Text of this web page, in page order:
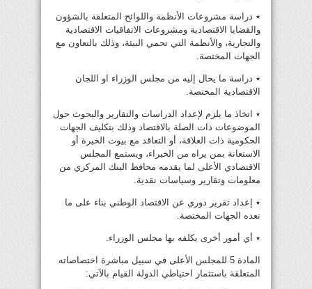
٭ دراسة مشروعات الأنظمة واللوائح المتعلقة بالشؤون
والقضايا الاقتصادية ومشروعات الاتفاقيات الاقتصادية
والتجارية، والأنظمة التي تحمي البيئة، وذلك بالتعاون مع
الجهات المختصة.
٭ دراسة ما يحال إليه من مجلس الوزراء او اللجان
الاقتصادية المختصة.
٭ اتخاذ ما يلزم لإعداد الدراسات والتقارير والبحوث حول
الموضوعات ذات الصلة بالاقتصاد وذلك بتكليف الجهات
الحكومية ذات العلاقة، أو التعاقد مع بيوت الخبرة أو
الاستعانة بمن يراه من الخبراء، ويستمع المجلس
الاقتصادي الأعلى لما يقدمه محافظ البنك المركزي من
معلومات وتقارير وسياسات نقدية.
٭ إعداد تقرير دوري عن الاقتصاد الوطني بناء على ما
تعده الجهات المختصة.
٭ أي أمور أخرى يكلفه بها مجلس الوزراء.
المادة 5 للمجلس الأعلى في سبيل مباشرة اختصاصاته
المتعلقة باستثمار احتياطي الدولة القيام بالآتي: